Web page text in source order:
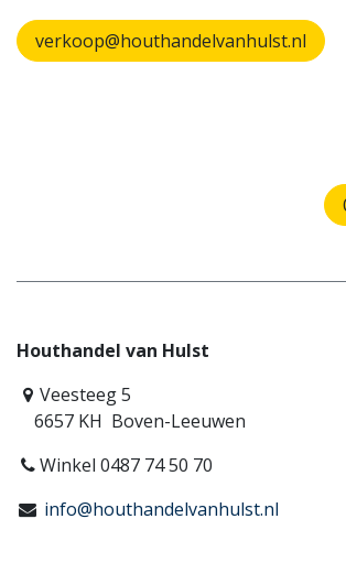
verkoop@houthandelvanhulst.nl
Houthandel van Hulst
Veesteeg 5
6657 KH Boven-Leeuwen
Winkel 0487 74 50 70
info@houthandelvanhulst.nl